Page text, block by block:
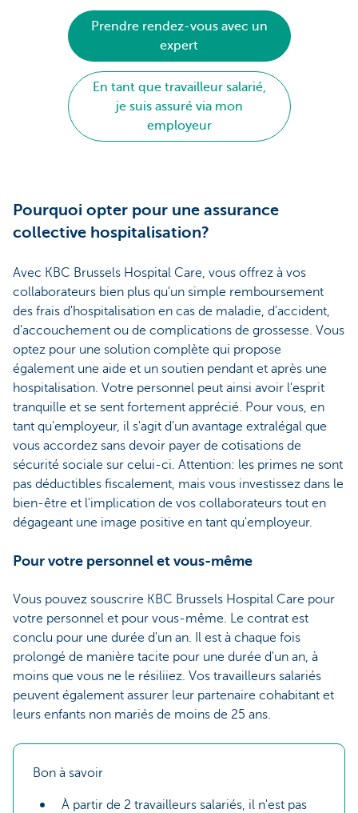
Prendre rendez-vous avec un
expert
En tant que travailleur salarié,
je suis assuré via mon
employeur
Pourquoi opter pour une assurance
collective hospitalisation?
Avec KBC Brussels Hospital Care, vous offrez à vos
collaborateurs bien plus qu'un simple remboursement
des frais d'hospitalisation en cas de maladie, d'accident,
d'accouchement ou de complications de grossesse. Vous
optez pour une solution complète qui propose
également une aide et un soutien pendant et après une
hospitalisation. Votre personnel peut ainsi avoir l'esprit
tranquille et se sent fortement apprécié. Pour vous, en
tant qu'employeur, il s'agit d'un avantage extralégal que
vous accordez sans devoir payer de cotisations de
sécurité sociale sur celui-ci. Attention: les primes ne sont
pas déductibles fiscalement, mais vous investissez dans le
bien-être et l'implication de vos collaborateurs tout en
dégageant une image positive en tant qu'employeur.
Pour votre personnel et vous-même
Vous pouvez souscrire KBC Brussels Hospital Care pour
votre personnel et pour vous-même. Le contrat est
conclu pour une durée d'un an. Il est à chaque fois
prolongé de manière tacite pour une durée d'un an, à
moins que vous ne le résiliiez. Vos travailleurs salariés
peuvent également assurer leur partenaire cohabitant et
leurs enfants non mariés de moins de 25 ans.
Bon à savoir
À partir de 2 travailleurs salariés, il n'est pas